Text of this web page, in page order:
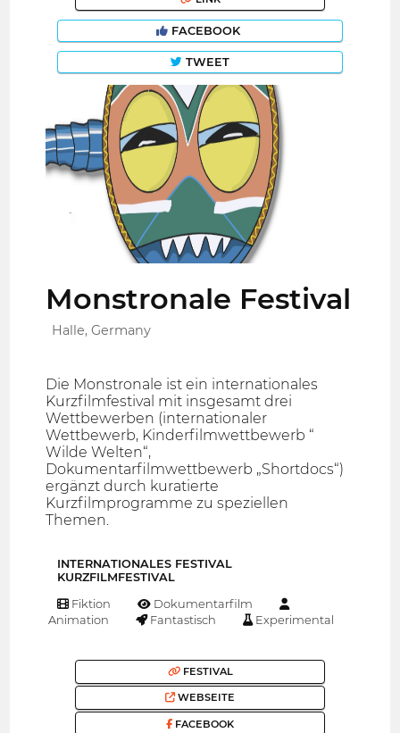
FACEBOOK
TWEET
Monstronale Festival
Halle, Germany
Die Monstronale ist ein internationales
Kurzfilmfestival mit insgesamt drei
Wettbewerben (internationaler
Wettbewerb, Kinderfilmwettbewerb “
Wilde Welten“,
Dokumentarfilmwettbewerb „Shortdocs“)
ergänzt durch kuratierte
Kurzfilmprogramme zu speziellen
Themen.
INTERNATIONALES FESTIVAL
KURZFILMFESTIVAL
Fiktion
Dokumentarfilm
Animation
Fantastisch Experimental
FESTIVAL
WEBSEITE
FACEBOOK